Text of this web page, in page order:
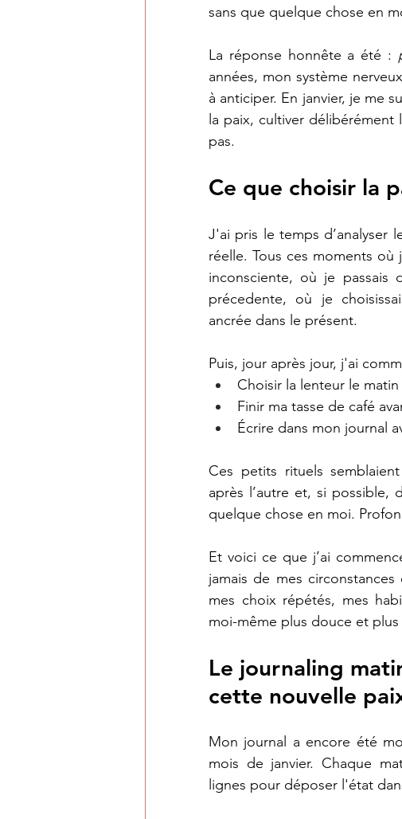
sans que quelque chose en
La réponse honnête a été :
années, mon système
à anticiper. En janvier, je me
la paix, cultiver
pas.
Ce que choisir la
J'ai pris le temps d’analyser
réelle. Tous ces moments
inconsciente, où je passais
précedente, où je
ancrée dans le présent.
Puis, jour après jour, j'ai
Choisir la lenteur le matin
Finir ma tasse de café
Écrire dans mon journal
Ces petits rituels
après l’autre et, si
quelque chose en moi.
Et voici ce que j’ai
jamais de mes
mes choix répétés, mes
moi-même plus douce et plus
Le journaling
cette nouvelle
Mon journal a encore été
mois de janvier. Chaque
lignes pour déposer l'état